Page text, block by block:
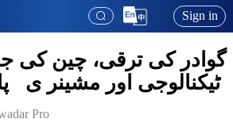
Sign in
گوادر کی ترقی، چین کی
ٹیکنالوجی اور مشینر ی
Pro